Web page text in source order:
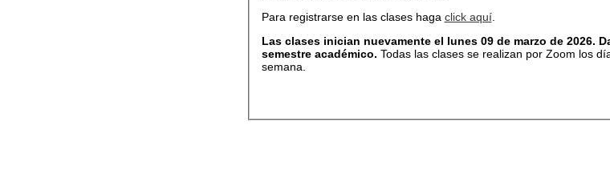
Para registrarse en las clases haga click aquí.
Las clases inician nuevamente el lunes 09 de marzo de 2026.
semestre académico. Todas las clases se realizan por Zoom los
semana.